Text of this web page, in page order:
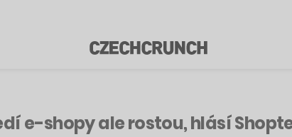
e-shopy ale rostou, hlásí